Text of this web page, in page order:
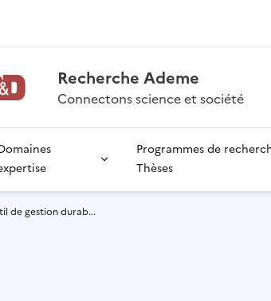
Recherche Ademe
Connectons science et société
Programmes de
Thèses
de gestion durab...